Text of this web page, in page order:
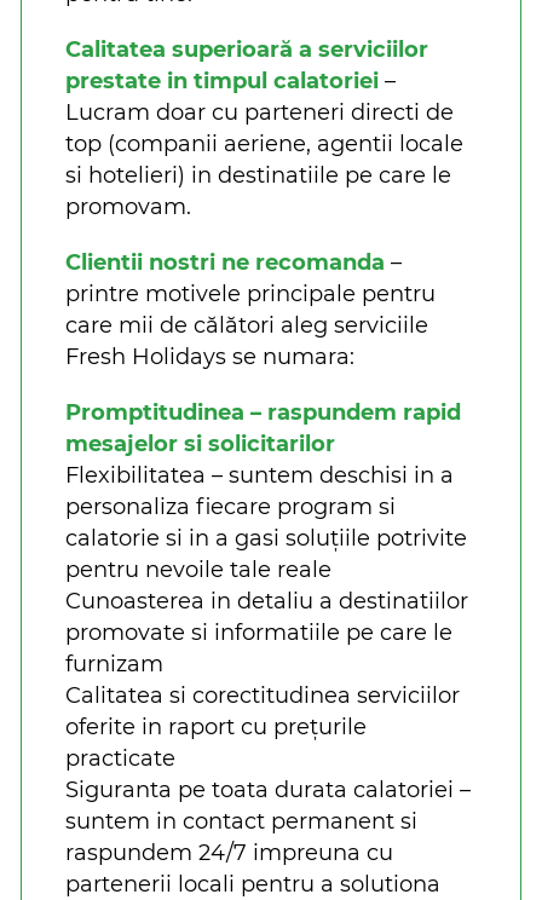
Calitatea superioară a serviciilor
prestate in timpul calatoriei –
Lucram doar cu parteneri directi de
top (companii aeriene, agentii locale
si hotelieri) in destinatiile pe care le
promovam.
Clientii nostri ne recomanda –
printre motivele principale pentru
care mii de călători aleg serviciile
Fresh Holidays se numara:
Promptitudinea – raspundem rapid
mesajelor si solicitarilor
Flexibilitatea – suntem deschisi in a
personaliza fiecare program si
calatorie si in a gasi soluțiile potrivite
pentru nevoile tale reale
Cunoasterea in detaliu a destinatiilor
promovate si informatiile pe care le
furnizam
Calitatea si corectitudinea serviciilor
oferite in raport cu prețurile
practicate
Siguranta pe toata durata calatoriei –
suntem in contact permanent si
raspundem 24/7 impreuna cu
partenerii locali pentru a solutiona